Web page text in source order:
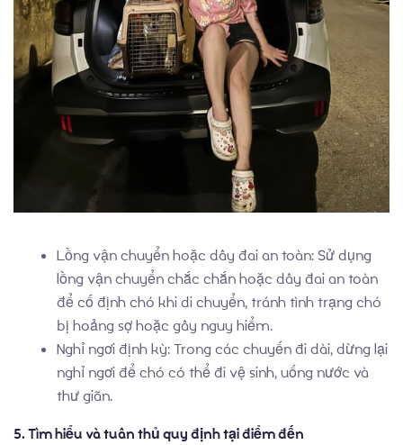
Lồng vận chuyển hoặc dây đai an toàn: Sử dụng
lồng vận chuyển chắc chắn hoặc dây đai an toàn
để cố định chó khi di chuyển, tránh tình trạng chó
bị hoảng sợ hoặc gây nguy hiểm.
Nghỉ ngơi định kỳ: Trong các chuyến đi dài, dừng lại
nghỉ ngơi để chó có thể đi vệ sinh, uống nước và
thư giãn.
5. Tìm hiểu và tuân thủ quy định tại điểm đến